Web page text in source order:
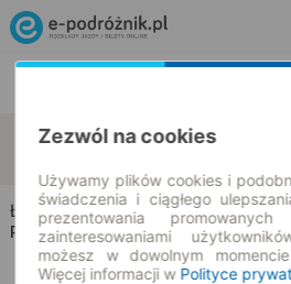
Łopata Stodoły-Kolonie
Łopata → Stodoły-Kolonie
Rozkład jazdy i bilety
Zezwól na cookies
Używamy plików cookies i
świadczenia i ciągłego
prezentowania
zainteresowaniami
możesz w dowolnym
Więcej informacji w Polityce